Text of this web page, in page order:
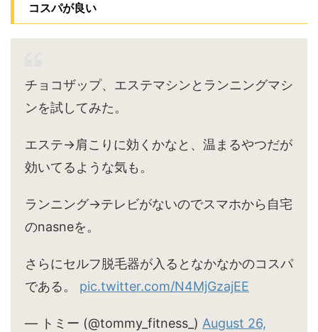
コスパが良い
チョコザップ、エステマシンとランニングマシ
ンを試してみた。
エステ→肩こりに効くかなと、温まるやつだが
効いてるような気も。
ランニング→テレビがないのでスマホから自宅
のnasneを。
さらにセルフ脱毛器が入るとなかなかのコスパ
である。 pic.twitter.com/N4MjGzajEE
— トミー (@tommy_fitness_) August 26,